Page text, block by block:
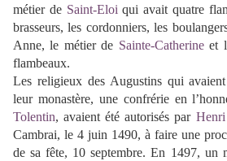
métier de Saint-Eloi qui avait quatre
brasseurs, les cordonniers, les
Anne, le métier de Sainte-Catherineet
flambeaux.
Les religieux des Augustins qui
leur monastère, une confrérie en
Tolentin, avaient été autorisés par
Cambrai, le 4 juin 1490, à faire une
de sa fête, 10 septembre. En 1497, un